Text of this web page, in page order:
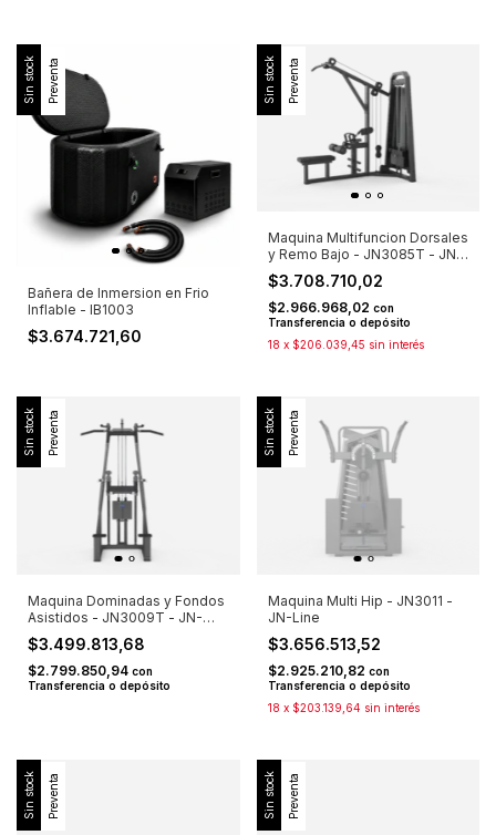
Sin stock Preventa
Bañera de Inmersion en Frio
Inflable - IB1003
$3.674.721,60
Sin stock Preventa
Maquina Multifuncion Dorsales
y Remo Bajo - JN3085T - JN-
Line
$3.708.710,02
$2.966.968,02 con
Transferencia o depósito
18 x $206.039,45 sin interés
Sin stock Preventa
Maquina Dominadas y Fondos
Asistidos - JN3009T - JN-
Line
$3.499.813,68
$2.799.850,94 con
Transferencia o depósito
Sin stock Preventa
Maquina Multi Hip - JN3011 -
JN-Line
$3.656.513,52
$2.925.210,82 con
Transferencia o depósito
18 x $203.139,64 sin interés
Sin stock Preventa Sin stock Preventa